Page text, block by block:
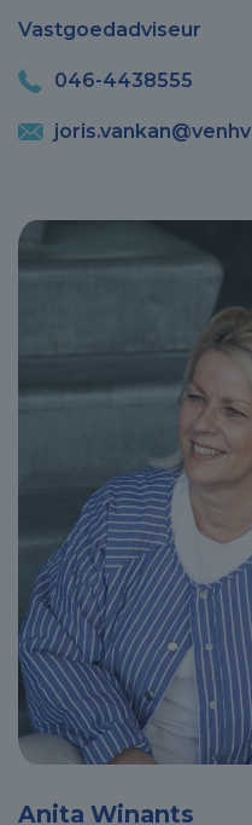
Vastgoedadviseur
046-4438555
Anita Winants